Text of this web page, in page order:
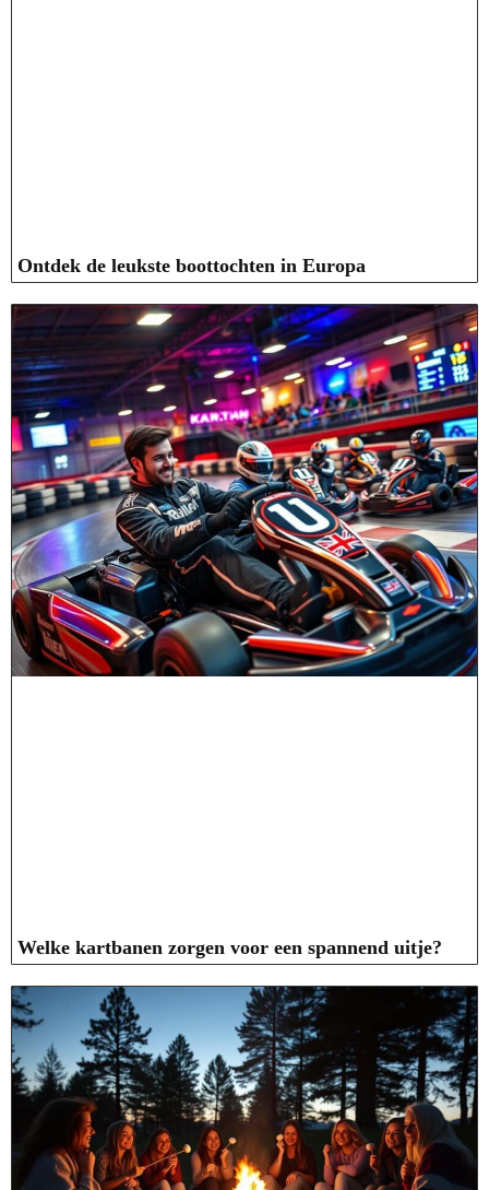
Ontdek de leukste boottochten in Europa
Welke kartbanen zorgen voor een spannend uitje?